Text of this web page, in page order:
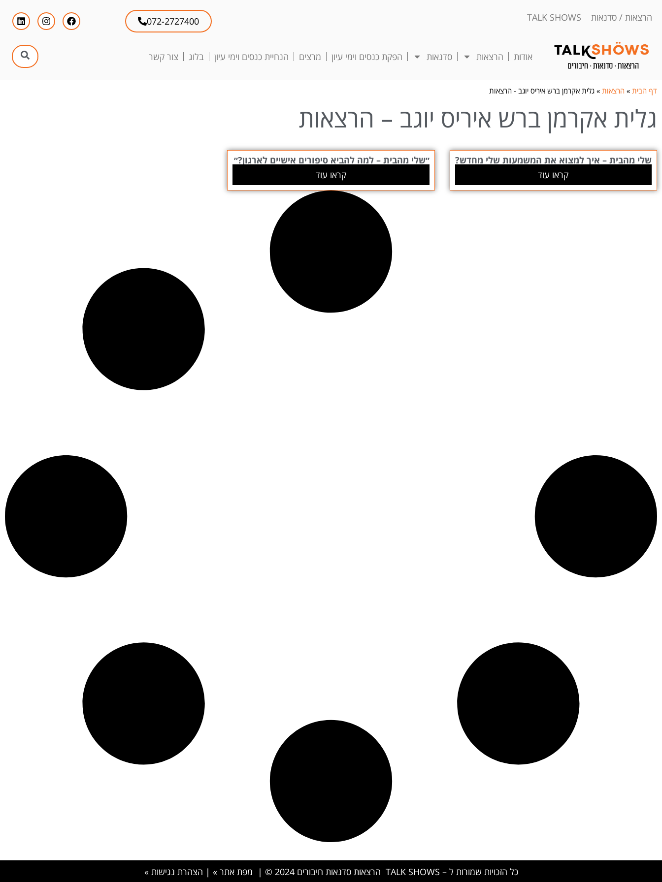
הרצאות / סדנאות TALK SHOWS 072-2727400
אודות הרצאות סדנאות הפקת כנסים וימי עיון מרצים הנחיית כנסים וימי עיון בלוג צור קשר
דף הבית » הרצאות » גלית אקרמן ברש איריס יוגב - הרצאות
גלית אקרמן ברש איריס יוגב – הרצאות
שלי מהבית – איך למצוא את המשמעות שלי מחדש?
קראו עוד
״שלי מהבית – למה להביא סיפורים אישיים לארגון?״
קראו עוד
כל הזכויות שמורות ל – TALK SHOWS הרצאות סדנאות חיבורים 2024 © | מפת אתר » | הצהרת נגישות »